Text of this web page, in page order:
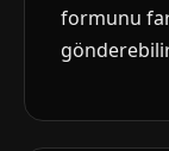
formunu